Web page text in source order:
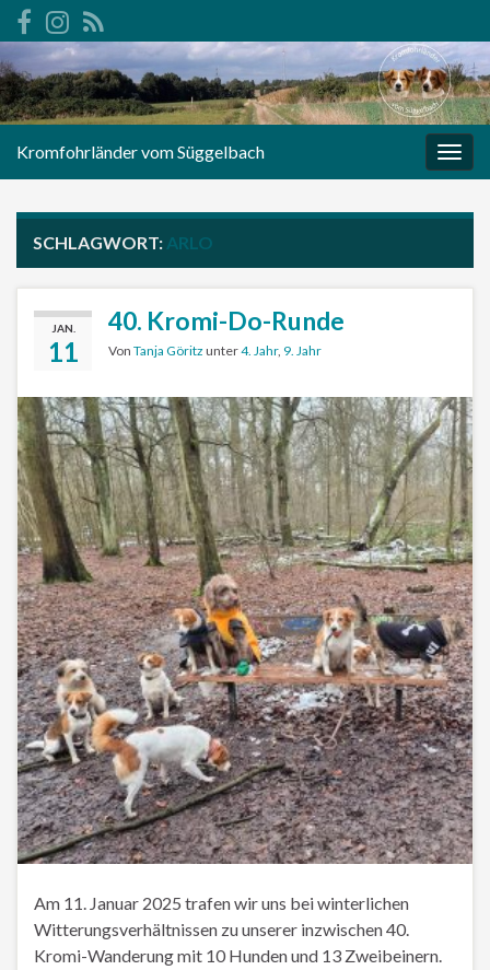
Kromfohrländer vom Süggelbach
SCHLAGWORT: ARLO
JAN.
11
40. Kromi-Do-Runde
Von Tanja Göritz unter4. Jahr, 9. Jahr
Am 11. Januar 2025 trafen wir uns bei winterlichen
Witterungsverhältnissen zu unserer inzwischen 40.
Kromi-Wanderung mit 10 Hunden und 13 Zweibeinern.